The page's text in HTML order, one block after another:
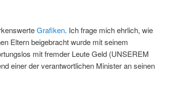
Grafiken. Ich frage mich ehrlich, wie
Eltern beigebracht wurde mit seinem
mit fremder Leute Geld (UNSEREM
einer der verantwortlichen Minister an seinen